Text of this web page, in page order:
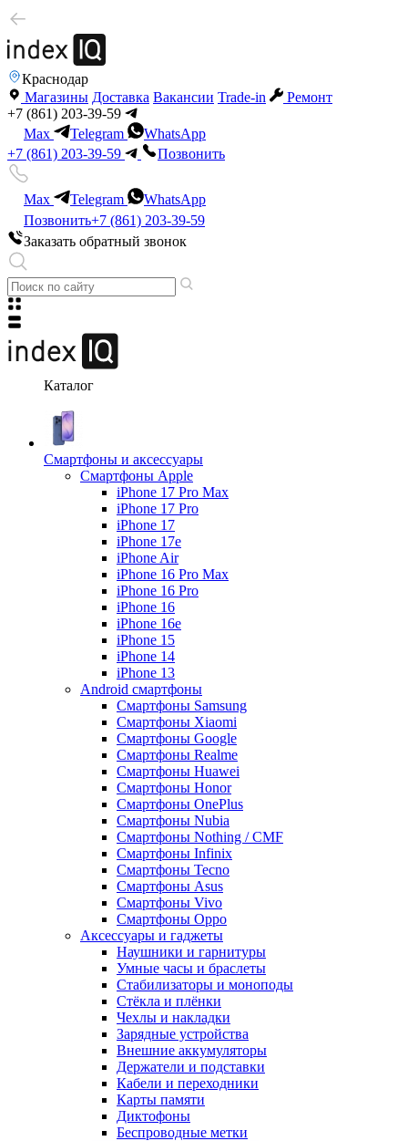
Краснодар
Магазины Доставка Вакансии Trade-in
Ремонт
+7 (861) 203-39-59
Max
Telegram
WhatsApp
+7 (861) 203-39-59
Позвонить
Max Telegram
WhatsApp
Позвонить+7 (861) 203-39-59
Заказать обратный звонок
Каталог
Смартфоны и аксессуары
Смартфоны Apple
iPhone 17 Pro Max
iPhone 17 Pro
iPhone 17
iPhone 17e
iPhone Air
iPhone 16 Pro Max
iPhone 16 Pro
iPhone 16
iPhone 16e
iPhone 15
iPhone 14
iPhone 13
Android cмартфоны
Смартфоны Samsung
Смартфоны Xiaomi
Смартфоны Google
Смартфоны Realme
Смартфоны Huawei
Смартфоны Honor
Смартфоны OnePlus
Смартфоны Nubia
Смартфоны Nothing / CMF
Смартфоны Infinix
Смартфоны Tecno
Смартфоны Asus
Смартфоны Vivo
Смартфоны Oppo
Аксессуары и гаджеты
Наушники и гарнитуры
Умные часы и браслеты
Стабилизаторы и моноподы
Стёкла и плёнки
Чехлы и накладки
Зарядные устройства
Внешние аккумуляторы
Держатели и подставки
Кабели и переходники
Карты памяти
Диктофоны
Беспроводные метки